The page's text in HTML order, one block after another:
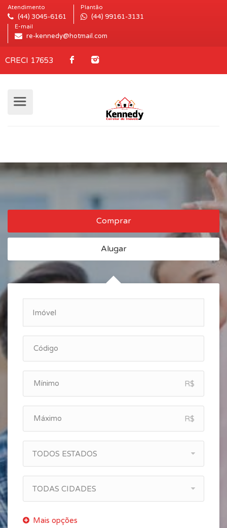
Atendimento
(44) 3045-6161
Plantão
(44) 99161-3131
E-mail
re-kennedy@hotmail.com
CRECI 17653
Comprar
Alugar
R$
R$
TODOS ESTADOS
TODAS CIDADES